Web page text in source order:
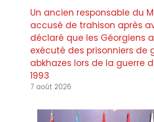
Un ancien responsable du
accusé de trahison après
déclaré que les Géorgiens
exécuté des prisonniers de
abkhazes lors de la guerre
1993
7 août 2026